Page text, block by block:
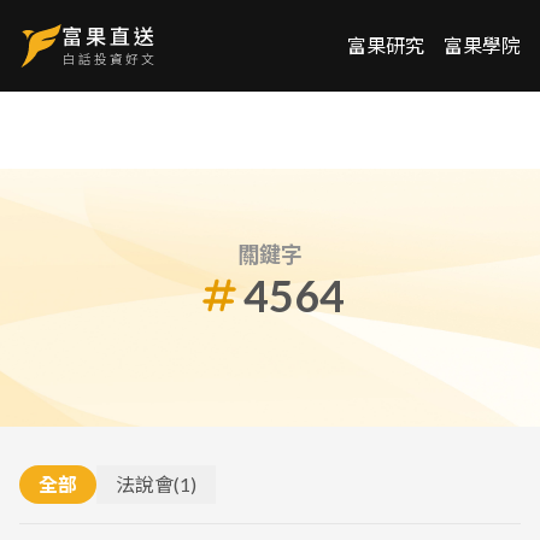
富果研究 富果學院
關鍵字
4564
全部 法說會(1)